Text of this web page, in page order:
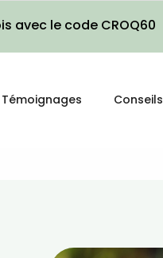
avec le code CROQ60
Témoignages Conseils